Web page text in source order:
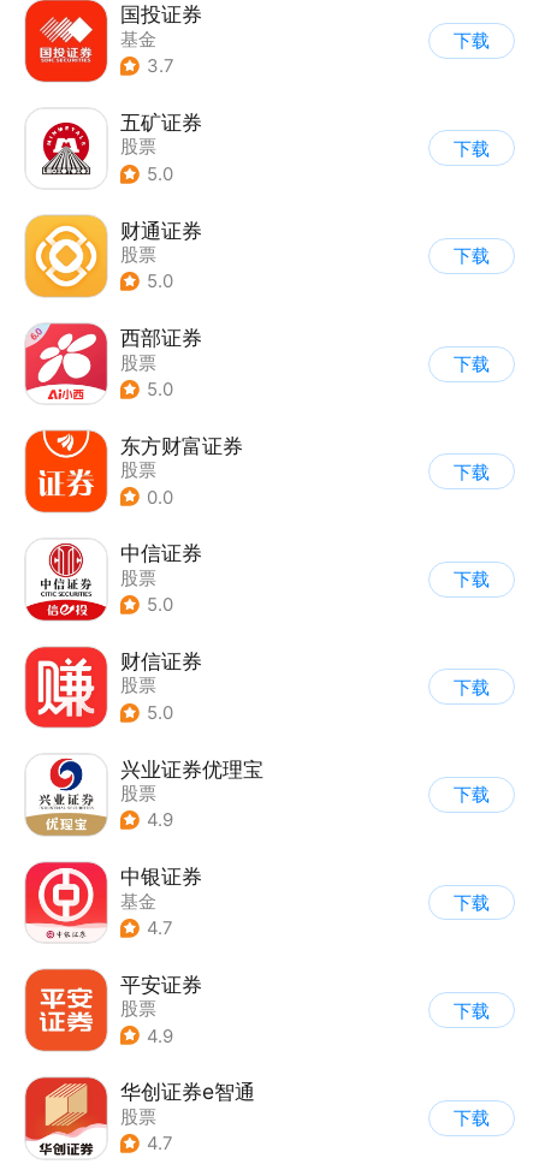
国投证券
基金
3.7
下载
五矿证券
股票
5.0
下载
财通证券
股票
5.0
下载
西部证券
股票
5.0
下载
东方财富证券
股票
0.0
下载
中信证券
股票
5.0
下载
财信证券
股票
5.0
下载
兴业证券优理宝
股票
4.9
下载
中银证券
基金
4.7
下载
平安证券
股票
4.9
下载
华创证券e智通
股票
4.7
下载